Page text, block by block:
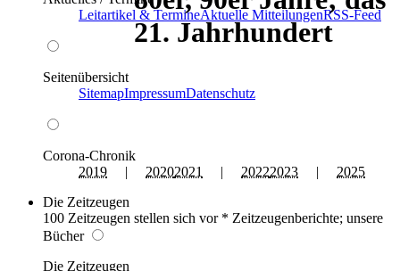
Leitartikel & TermineAktuelle MitteilungenRSS-Feed
Seitenübersicht
SitemapImpressumDatenschutz
Corona-Chronik
2019 | 20202021 | 20222023 | 2025
Die Zeitzeugen
100 Zeitzeugen stellen sich vor * Zeitzeugenberichte; unsere
Bücher
Die Zeitzeugen
21. Jahrhundert